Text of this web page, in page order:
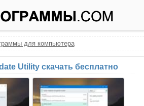
для компьютера
Utility скачать бесплатно